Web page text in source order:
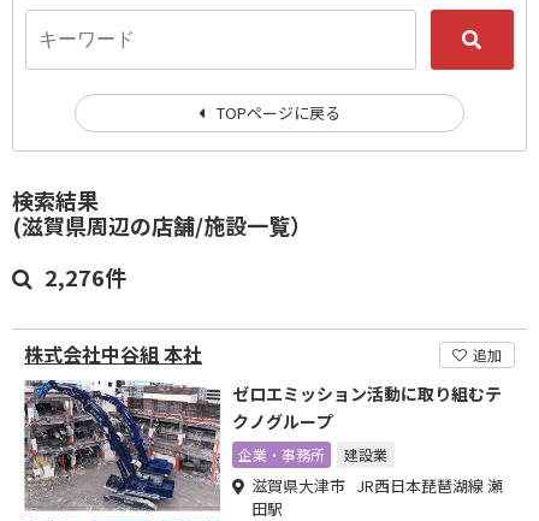
検索結果
(滋賀県周辺の店舗/施設一覧）
2,276件
株式会社中谷組 本社 追加
ゼロエミッション活動に取り組むテ
クノグループ
企業・事務所 建設業
滋賀県大津市 JR西日本琵琶湖線 瀬
田駅
TOPページに戻る